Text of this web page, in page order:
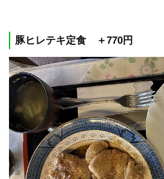
豚ヒレテキ定食 ＋770円